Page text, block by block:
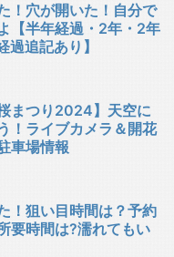
！穴が開いた！自分で
【半年経過・2年・2年
追記あり】
まつり2024】天空に
！ライブカメラ＆開花
車場情報
！狙い目時間は？予約
要時間は?濡れてもい